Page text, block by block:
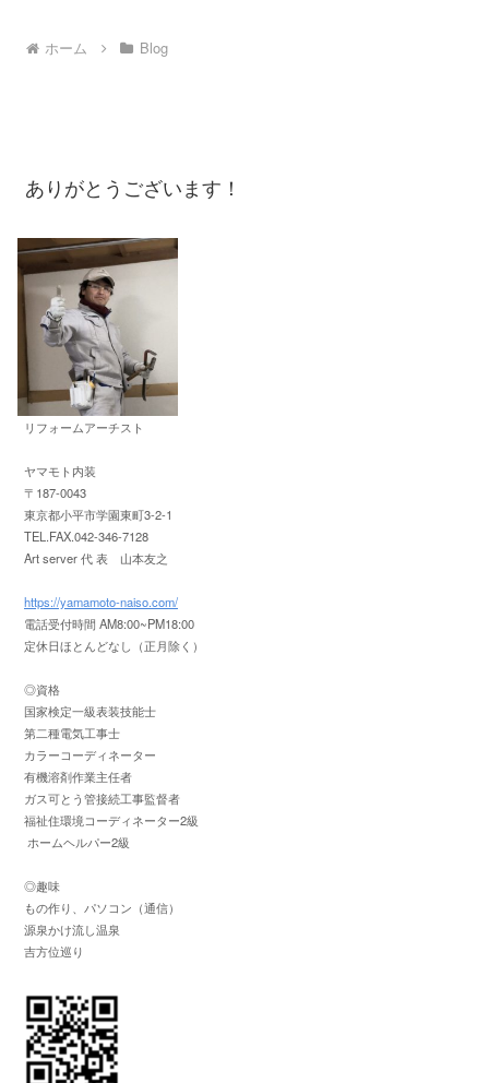
ホーム Blog
ありがとうございます！
リフォームアーチスト
ヤマモト内装
〒187-0043
東京都小平市学園東町3-2-1
TEL.FAX.042-346-7128
Art server 代 表 山本友之
https://yamamoto-naiso.com/
電話受付時間 AM8:00~PM18:00
定休日ほとんどなし（正月除く）
◎資格
国家検定一級表装技能士
第二種電気工事士
カラーコーディネーター
有機溶剤作業主任者
ガス可とう管接続工事監督者
福祉住環境コーディネーター2級
ホームヘルパー2級
◎趣味
もの作り、パソコン（通信）
源泉かけ流し温泉
吉方位巡り